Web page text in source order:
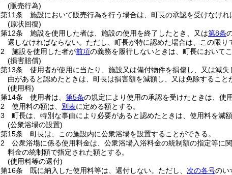
(販売行為)
第11条
施設において販売行為を行う場合は、町長の承認を受けなけれ
(原状回復)
第12条
施設を使用した者は、施設の使用を終了したとき、又は第8条
還しなければならない。 ただし、町長が特に認めた場合は、この限り
2
施設を使用した者が前項の義務を履行しないときは、町長において
(損害賠償)
第13条
使用者が使用に当たり、施設又は備付物件を損傷し、又は滅
由があると認めたときは、町長は損害額を減額し、又は免除すること
(使用料)
第14条
使用者は、 第5条の規定により使用の承認を受けたときは、使
2
使用料の額は、 別表に定める額とする。
3
町長は、特別な事由により必要があると認めたときは、使用料を減
(公衆浴場の設置)
第15条
町長は、この施設内に公衆浴場を設置することができる。
2
公衆浴場に係る使用料金は、公衆浴場入浴料金の統制額の指定等に
料金の統制額で指定された額とする。
(使用料等の還付)
第16条
既に納入した使用料等は、還付しない。 ただし、 次の各号のい